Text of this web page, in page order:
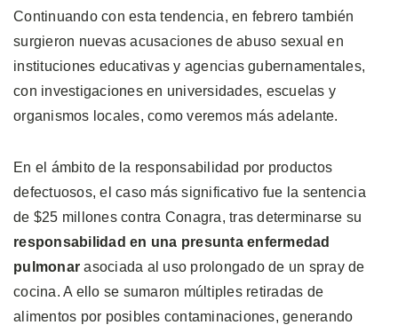
Continuando con esta tendencia, en febrero también
surgieron nuevas acusaciones de abuso sexual en
instituciones educativas y agencias gubernamentales,
con investigaciones en universidades, escuelas y
organismos locales, como veremos más adelante.
En el ámbito de la responsabilidad por productos
defectuosos, el caso más significativo fue la sentencia
de $25 millones contra Conagra, tras determinarse su
responsabilidad en una presunta enfermedad
pulmonarasociada al uso prolongado de un spray de
cocina. A ello se sumaron múltiples retiradas de
alimentos por posibles contaminaciones, generando